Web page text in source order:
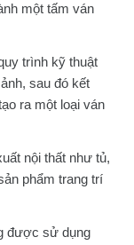
một tấm ván
trình kỹ thuật
sau đó kết
ra một loại ván
nội thất như tủ,
phẩm trang trí
được sử dụng